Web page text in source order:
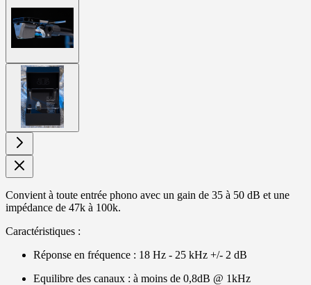
larger
image
View
larger
image
Convient à toute entrée phono avec un gain de 35 à 50 dB et une
impédance de 47k à 100k.
Caractéristiques :
Réponse en fréquence : 18 Hz - 25 kHz +/- 2 dB
Equilibre des canaux : à moins de 0,8dB @ 1kHz